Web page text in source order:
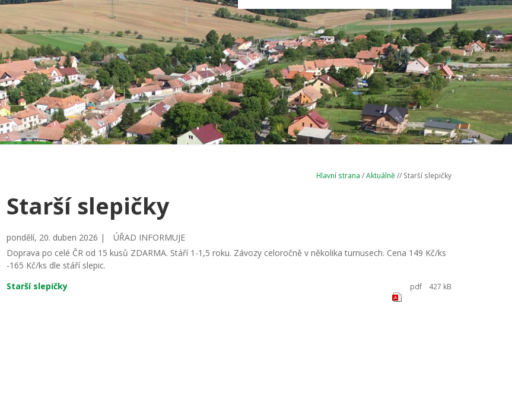
Hlavní strana /Aktuálně // Starší slepičky
Starší slepičky
pondělí, 20. duben 2026 |
ÚŘAD INFORMUJE
Doprava po celé ČR od 15 kusů ZDARMA. Stáří 1-1,5 roku. Závozy celoročně v několika turnusech. Cena 149 Kč/ks
-165 Kč/ks dle stáří slepic.
Starší slepičky
pdf 427 kB